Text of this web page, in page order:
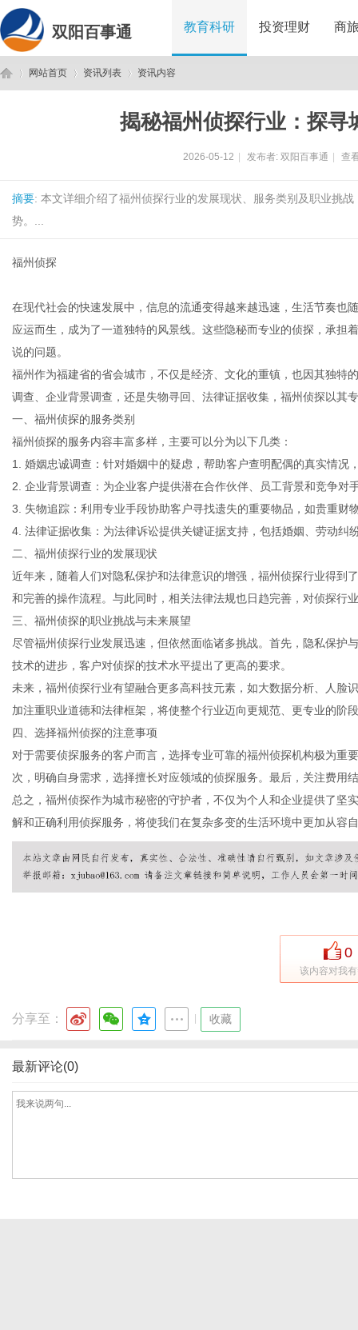
双阳百事通 教育科研 投资理财 商
网站首页 资讯列表 资讯内容
揭秘福州侦探行业：探寻
2026-05-12 发布者: 双阳百事通 查
摘要: 本文详细介绍了福州侦探行业的发展现状、服务类别及职业挑
势。...
福州侦探
在现代社会的快速发展中，信息的流通变得越来越迅速，生活节奏也
应运而生，成为了一道独特的风景线。这些隐秘而专业的侦探，承担
说的问题。
福州作为福建省的省会城市，不仅是经济、文化的重镇，也因其独特
调查、企业背景调查，还是失物寻回、法律证据收集，福州侦探以其
一、福州侦探的服务类别
福州侦探的服务内容丰富多样，主要可以分为以下几类：
1. 婚姻忠诚调查：针对婚姻中的疑虑，帮助客户查明配偶的真实情况
2. 企业背景调查：为企业客户提供潜在合作伙伴、员工背景和竞争对
3. 失物追踪：利用专业手段协助客户寻找遗失的重要物品，如贵重财
4. 法律证据收集：为法律诉讼提供关键证据支持，包括婚姻、劳动纠
二、福州侦探行业的发展现状
近年来，随着人们对隐私保护和法律意识的增强，福州侦探行业得到
和完善的操作流程。与此同时，相关法律法规也日趋完善，对侦探行
三、福州侦探的职业挑战与未来展望
尽管福州侦探行业发展迅速，但依然面临诸多挑战。首先，隐私保护
技术的进步，客户对侦探的技术水平提出了更高的要求。
未来，福州侦探行业有望融合更多高科技元素，如大数据分析、人脸
加注重职业道德和法律框架，将使整个行业迈向更规范、更专业的阶
四、选择福州侦探的注意事项
对于需要侦探服务的客户而言，选择专业可靠的福州侦探机构极为重
次，明确自身需求，选择擅长对应领域的侦探服务。最后，关注费用
总之，福州侦探作为城市秘密的守护者，不仅为个人和企业提供了坚
解和正确利用侦探服务，将使我们在复杂多变的生活环境中更加从容
0
该内容对我
分享至： 收藏
最新评论(0)